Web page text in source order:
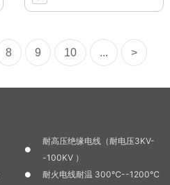
8 9 10 ... >
耐高压绝缘电线（耐电压3KV-
-100KV ）
耐火电线耐温 300℃--1200℃